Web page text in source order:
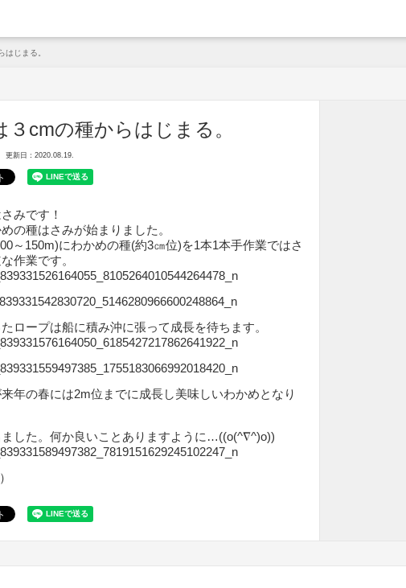
はじまる。
３cmの種からはじまる。
更新日：2020.08.19.
みです！
の種はさみが始まりました。
～150m)にわかめの種(約3㎝位)を1本1本手作業ではさ
作業です。
ロープは船に積み沖に張って成長を待ちます。
年の春には2m位までに成長し美味しいわかめとなり
した。何か良いことありますように…((o(^∇^)o))